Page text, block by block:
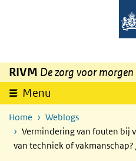
Overslaan en naar de inhoud gaan
RIVM De zorg voor morgen
Menu
Home
Weblogs
Vermindering van fouten bij
van techniek of